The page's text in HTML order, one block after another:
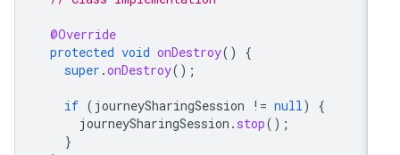
@Override
protected void onDestroy ()
super.onDestroy
if (journeySharingSession != null
journeySharingSession.stop